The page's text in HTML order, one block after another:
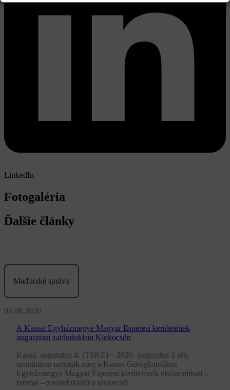
LinkedIn
Fotogaléria
Ďalšie články
Maďarské správy
04.08.2026
A Kassai Egyházmegye Magyar Esperesi kerületének
augusztusi zarándoklata Klokocsón
Kassa, augusztus 4. (TSKE) – 2026. augusztus 1-jén,
szombaton tartották meg a Kassai Görögkatolikus
Egyházmegye Magyar Esperesi kerületének elsőszombati –
fatimai – zarándoklatát a klokocsói